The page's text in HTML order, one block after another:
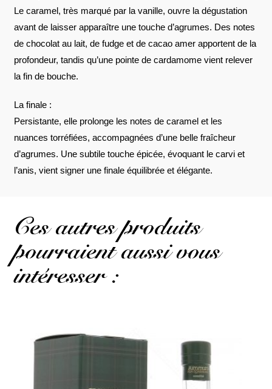
Le caramel, très marqué par la vanille, ouvre la dégustation
avant de laisser apparaître une touche d’agrumes. Des notes
de chocolat au lait, de fudge et de cacao amer apportent de la
profondeur, tandis qu’une pointe de cardamome vient relever
la fin de bouche.
La finale :
Persistante, elle prolonge les notes de caramel et les
nuances torréfiées, accompagnées d’une belle fraîcheur
d’agrumes. Une subtile touche épicée, évoquant le carvi et
l’anis, vient signer une finale équilibrée et élégante.
Ces autres produits
pourraient aussi vous
intéresser :